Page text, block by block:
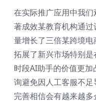
在实际推广应用中我
著成效某教育机构通
量增长了三倍某跨境
拓展了新兴市场特别
时段AI助手的价值更
询避免因人工客服不
完善相信会有越来越